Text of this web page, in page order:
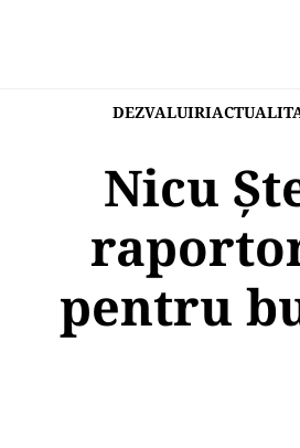
DEZVALUIRI
Nicu
pentru